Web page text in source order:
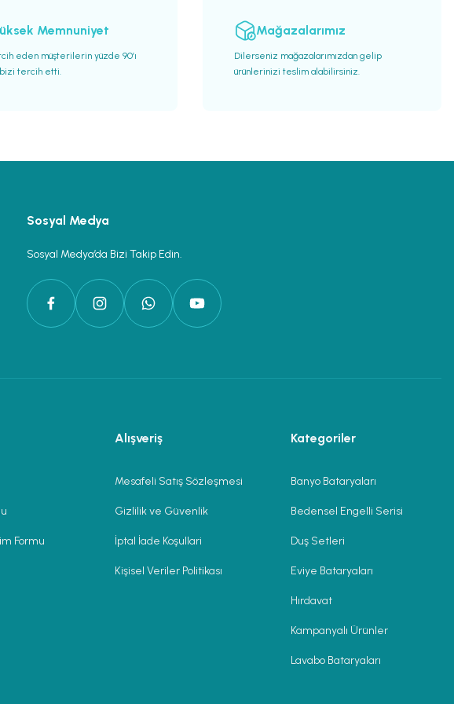
Memnuniyet
eden müşterilerin yüzde 90’ı
tercih etti.
Mağazalarımız
Dilerseniz mağazalarımızdan gelip
ürünlerinizi teslim alabilirsiniz.
Sosyal Medya
Sosyal Medya’da Bizi Takip Edin.
Formu
Alışveriş
Mesafeli Satış Sözleşmesi
Gizlilik ve Güvenlik
İptal İade Koşullari
Kişisel Veriler Politikası
Kategoriler
Banyo Bataryaları
Bedensel Engelli Serisi
Duş Setleri
Eviye Bataryaları
Hırdavat
Kampanyalı Ürünler
Lavabo Bataryaları